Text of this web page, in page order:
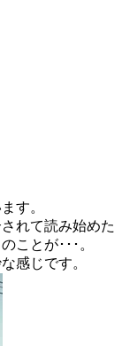
す。
れて読み始めた
ことが･･･。
感じです。